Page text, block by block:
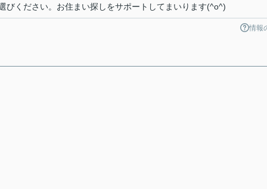
びください。お住まい探しをサポートしてまいります(^o^)
情報